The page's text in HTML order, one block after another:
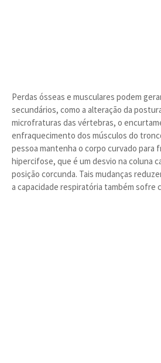
Perdas ósseas e musculares podem
secundários, como a alteração da
microfraturas das vértebras, o
enfraquecimento dos músculos do
pessoa mantenha o corpo curvado para
hipercifose, que é um desvio na coluna
posição corcunda. Tais mudanças
a capacidade respiratória também sofre